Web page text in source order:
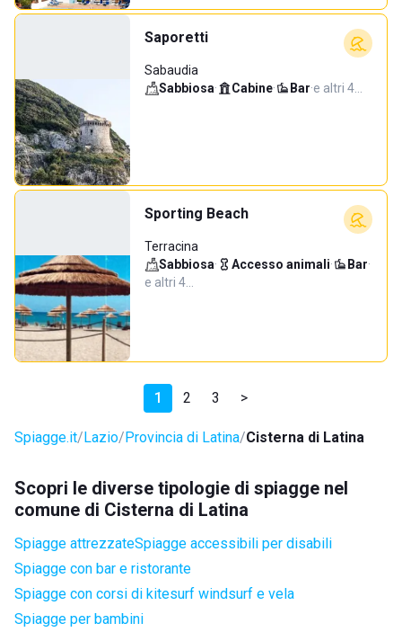
Saporetti
Sabaudia
Sabbiosa· Cabine· Bar·e altri 4…
Sporting Beach
Terracina
Sabbiosa· Accesso animali· Bar·
e altri 4…
1 2 3 >
Spiagge.it Lazio Provincia di Latina Cisterna di Latina
Scopri le diverse tipologie di spiagge nel
comune di Cisterna di Latina
Spiagge attrezzateSpiagge accessibili per disabili
Spiagge con bar e ristorante
Spiagge con corsi di kitesurf windsurf e vela
Spiagge per bambini